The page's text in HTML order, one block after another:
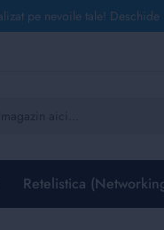
pe nevoile tale!
Retelistica